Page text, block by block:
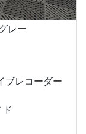
レー
ブレコーダー